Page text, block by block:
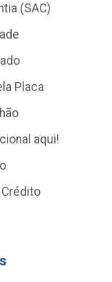
(SAC)
Placa
aqui!